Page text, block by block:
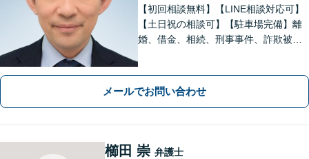
【初回相談無料】【LINE相談対応可】
【土日祝の相談可】【駐車場完備】離
婚、借金、相続、刑事事件、詐欺被
寧にサポートいたします【地元・福島
市出身の弁護士】
メールでお問い合わせ
櫛田 崇 弁護士